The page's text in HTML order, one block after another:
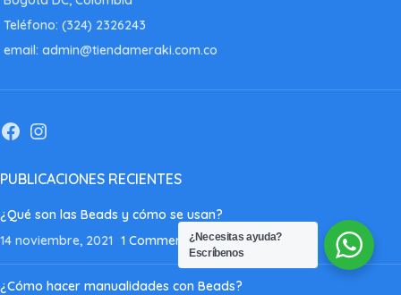
Teléfono: (324) 2326243
email: admin@tiendameraki.com.co
PUBLICACIONES RECIENTES
¿Qué son las Beads y cómo se usan?
14 noviembre, 2021 1 Comment
¿Cómo hacer manualidades con Beads?
¿Necesitas ayuda?
Escríbenos